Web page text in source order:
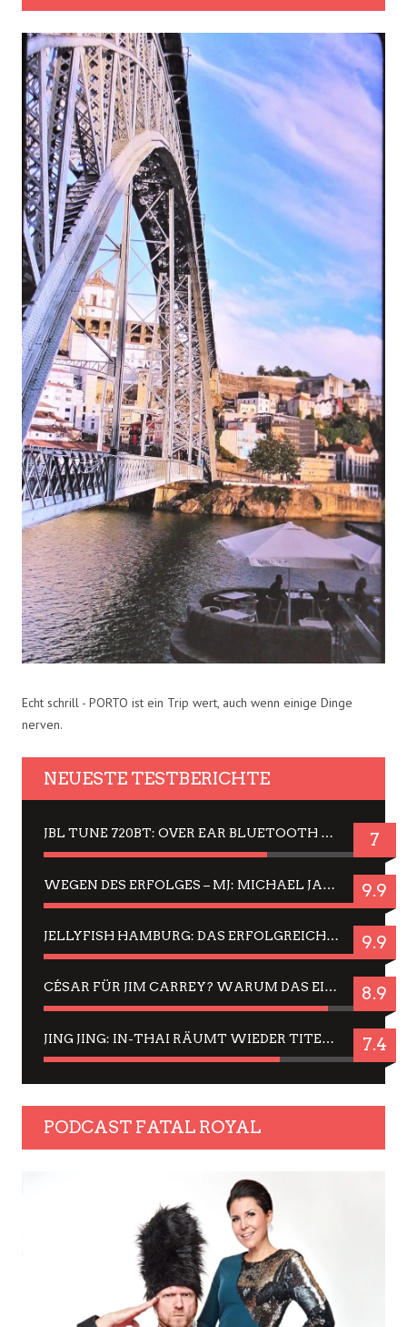
Echt schrill - PORTO ist ein Trip wert, auch wenn einige Dinge
nerven.
NEUESTE TESTBERICHTE
JBL TUNE 720BT: OVER EAR BLUETOOTH KOPFHÖRER UM DIE 50,-€ IM DAUER-TEST 7
WEGEN DES ERFOLGES – MJ: MICHAEL JACKSON MUSICAL IN EINER MATINEE SEHEN 9.9
JELLYFISH HAMBURG: DAS ERFOLGREICHE SOMMER-MENÜ 2025 IN GEFÜHLEN UND BILDERN 9.9
CÉSAR FÜR JIM CARREY? WARUM DAS EINER DER NERVIGSTEN ACTORS IST UND BLEIBT 8.9
JING JING: IN-THAI RÄUMT WIEDER TITEL AB – EIN ZWEI-STUNDEN-ERLEBNISBERICHT 7.4
PODCAST FATAL ROYAL